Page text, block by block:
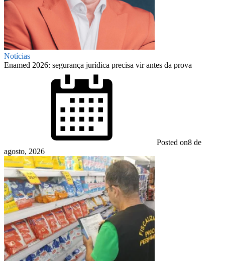
Notícias
Enamed 2026: segurança jurídica precisa vir antes da prova
Posted on8 de
agosto, 2026